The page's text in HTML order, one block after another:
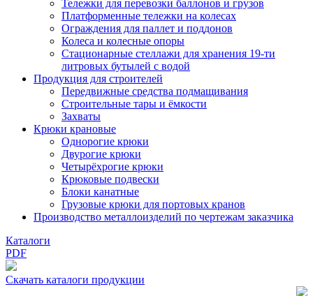
Тележки для перевозки баллонов и грузов
Платформенные тележки на колесах
Ограждения для паллет и поддонов
Колеса и колесные опоры
Стационарные стеллажи для хранения 19-ти
литровых бутылей с водой
Продукция для строителей
Передвижные средства подмащивания
Строительные тары и ёмкости
Захваты
Крюки крановые
Однорогие крюки
Двурогие крюки
Четырёхрогие крюки
Крюковые подвески
Блоки канатные
Грузовые крюки для портовых кранов
Производство металлоизделий по чертежам заказчика
Каталоги
PDF
Скачать каталоги продукции